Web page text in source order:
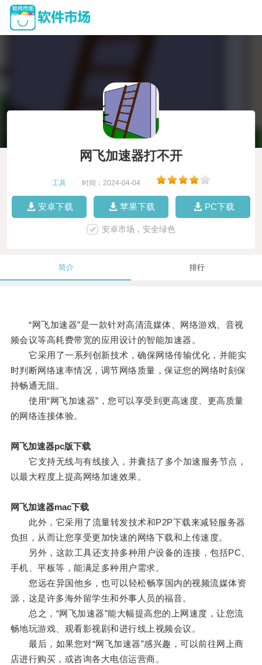
网飞加速器打不开
工具 时间：2024-04-04
安卓下载 苹果下载 PC下载
安卓市场，安全绿色
简介 排行
“网飞加速器”是一款针对高清流媒体、网络游戏、音视
频会议等高耗费带宽的应用设计的智能加速器。
它采用了一系列创新技术，确保网络传输优化，并能实
时判断网络速率情况，调节网络质量，保证您的网络时刻保
持畅通无阻。
使用“网飞加速器”，您可以享受到更高速度、更高质量
的网络连接体验。
网飞加速器pc版下载
它支持无线与有线接入，并囊括了多个加速服务节点，
以最大程度上提高网络加速效果。
网飞加速器mac下载
此外，它采用了流量转发技术和P2P下载来减轻服务器
负担，从而让您享受更加快速的网络下载和上传速度。
另外，这款工具还支持多种用户设备的连接，包括PC、
手机、平板等，能满足多种用户需求。
您远在异国他乡，也可以轻松畅享国内的视频流媒体资
源，这是许多海外留学生和外事人员的福音。
总之，“网飞加速器”能大幅提高您的上网速度，让您流
畅地玩游戏、观看影视剧和进行线上视频会议。
最后，如果您对“网飞加速器”感兴趣，可以前往网上商
店进行购买，或咨询各大电信运营商。